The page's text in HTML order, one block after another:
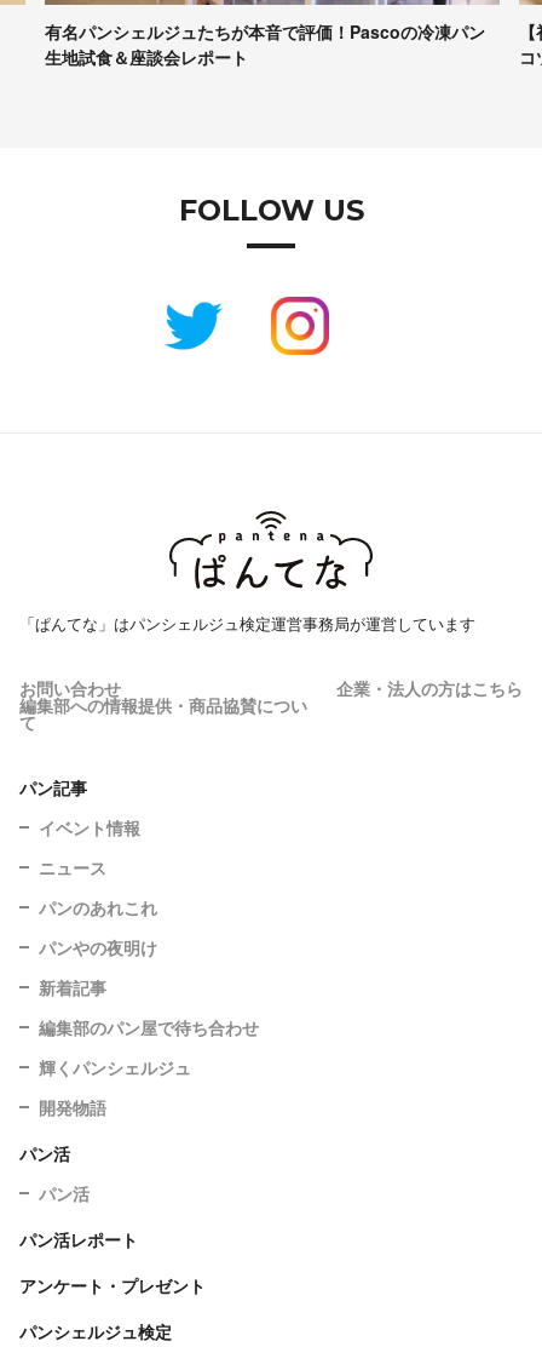
有名パンシェルジュたちが本音で評価！Pascoの冷凍パン
生地試食＆座談会レポート
FOLLOW US
「ぱんてな」はパンシェルジュ検定運営事務局が運営しています
お問い合わせ 企業・法人の方はこちら
編集部への情報提供・商品協賛につい
て
パン記事
イベント情報
ニュース
パンのあれこれ
パンやの夜明け
新着記事
編集部のパン屋で待ち合わせ
輝くパンシェルジュ
開発物語
パン活
パン活
パン活レポート
アンケート・プレゼント
パンシェルジュ検定